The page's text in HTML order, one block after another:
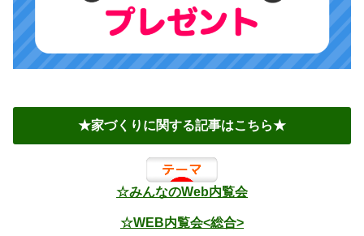
★家づくりに関する記事はこちら★
☆みんなのWeb内覧会
☆WEB内覧会<総合>